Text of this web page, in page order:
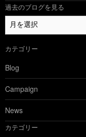
過去のブログを見る
過
去
ブ
ロ
グ
を
見
る
カテゴリー
Blog
Campaign
News
カテゴリー